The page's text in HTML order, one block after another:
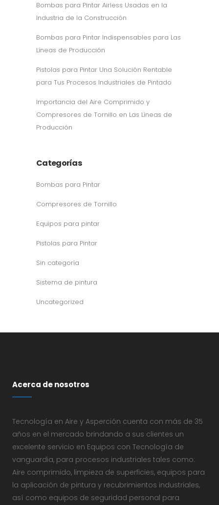
Bombas para Pintar Airless Usadas en la
Industria de la Construcción
Bombas para Pintar Indispensables para Las
Líneas de Producción
Pistolas para Pintar Una Solución Rentable
para Tus Procesos Industriales de Pintado
Importancia del Aire Comprimido y
Compresores de Tornillo en Las Líneas de
Producción
Categorías
Bombas para Pintar
Compresores de Tornillo
Equipos para pintar
Pistolas para Pintar
Sin categoría
Sistema de pintura
Uncategorized
Acerca de nosotros
Tecnología en Aire y Asperción cuenta con más de 35
años en el mercado brindando a sus clientes un
excelente servicio en Equipos con Tecnología de
vanguardia, para procesos industriales tales como:
Aire comprimido, limpieza de superficies, equipos para
la aplicación de pintura y recubrimientos industriales,
así como equipos de seguridad personal para